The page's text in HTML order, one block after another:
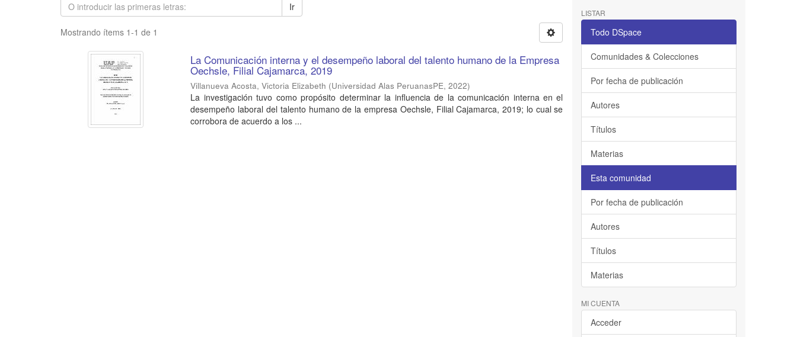
Ir
Mostrando ítems 1-1 de 1
La Comunicación interna y el desempeño laboral del talento humano de la Empresa
Oechsle, Filial Cajamarca, 2019
Villanueva Acosta, Victoria Elizabeth (Universidad Alas PeruanasPE,2022)
La investigación tuvo como propósito determinar la influencia de la comunicación interna en el
desempeño laboral del talento humano de la empresa Oechsle, Filial Cajamarca, 2019; lo cual se
corrobora de acuerdo a los ...
LISTAR
Todo DSpace
Comunidades & Colecciones
Por fecha de publicación
Autores
Títulos
Materias
Esta comunidad
Por fecha de publicación
Autores
Títulos
Materias
MI CUENTA
Acceder